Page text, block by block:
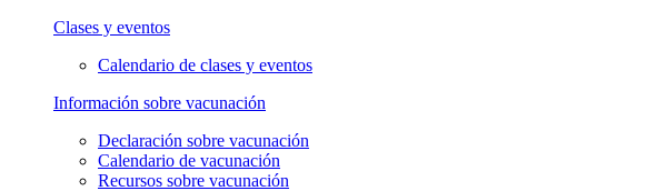
Clases y eventos
Calendario de clases y eventos
Información sobre vacunación
Declaración sobre vacunación
Calendario de vacunación
Recursos sobre vacunación